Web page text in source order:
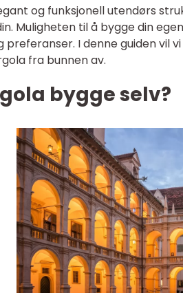
og funksjonell utendørs
Muligheten til å bygge din
I denne guiden vil
fra bunnen av.
bygge selv?